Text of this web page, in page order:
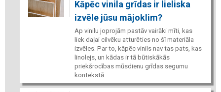
Kāpēc vinila grīdas ir lieliska
izvēle jūsu mājoklim?
Ap vinilu joprojām pastāv vairāki mīti, kas
liek daļai cilvēku atturēties no šī materiāla
izvēles. Par to, kāpēc vinils nav tas pats, kas
linolejs, un kādas ir tā būtiskākās
priekšrocības mūsdienu grīdas segumu
kontekstā.